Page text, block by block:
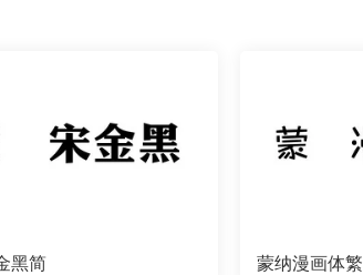
黑简 蒙纳漫画体繁